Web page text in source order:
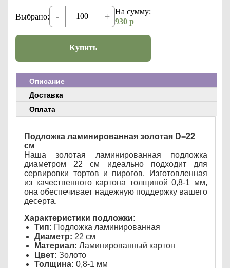
Выбрано: - +
На сумму:
930 р
Купить
Описание
Доставка
Оплата
Подложка ламинированная золотая D=22
см
Наша золотая ламинированная подложка
диаметром 22 см идеально подходит для
сервировки тортов и пирогов. Изготовленная
из качественного картона толщиной 0,8-1 мм,
она обеспечивает надежную поддержку вашего
десерта.
Характеристики подложки:
Тип: Подложка ламинированная
Диаметр: 22 см
Материал: Ламинированный картон
Цвет: Золото
Толщина: 0,8-1 мм